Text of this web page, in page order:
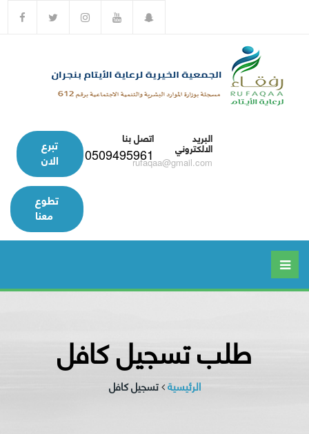
البريد
الالكتروني
rufaqaa@gmail.com
اتصل بنا
0509495961 تبرع
الان
تطوع
معنا
طلب تسجيل كافل
الرئيسية تسجيل كافل